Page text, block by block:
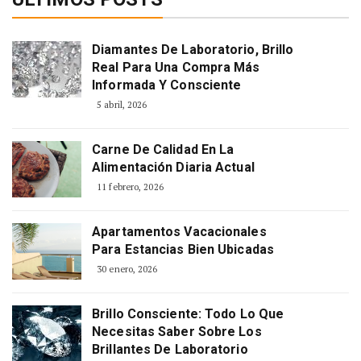
Diamantes De Laboratorio, Brillo
Real Para Una Compra Más
Informada Y Consciente
5 abril, 2026
Carne De Calidad En La
Alimentación Diaria Actual
11 febrero, 2026
Apartamentos Vacacionales
Para Estancias Bien Ubicadas
30 enero, 2026
Brillo Consciente: Todo Lo Que
Necesitas Saber Sobre Los
Brillantes De Laboratorio